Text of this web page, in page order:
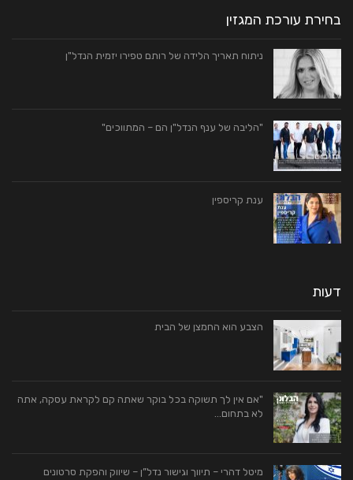
בחירת עורכת המגזין
ניתוח תאריך הלידה של רותם טפירו יזמית הנדל"ן
"הליבה של ענף הנדל"ן הם – המתווכים"
ענת קריספין
דעות
הצבע הוא החמצן של הבית
"אם אין לך תשוקה בכל בוקר שאתה קם לקראת עסקה, אתה
לא בתחום…
מיטל דהרי – תיווך וגישור נדל”ן – שיווק והפקת סרטונים